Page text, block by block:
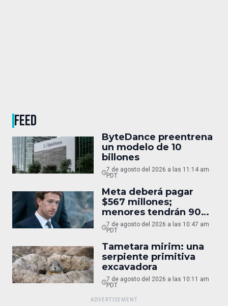
FEED
ByteDance preentrena
un modelo de 10
billones
7 de agosto del 2026 a las 11:14 am
PDT
Meta deberá pagar
$567 millones;
menores tendrán 90
horas
7 de agosto del 2026 a las 10:47 am
PDT
Tametara mirim: una
serpiente primitiva
excavadora
7 de agosto del 2026 a las 10:11 am
PDT